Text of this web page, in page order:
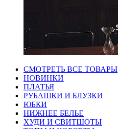
СМОТРЕТЬ ВСЕ ТОВАРЫ
НОВИНКИ
ПЛАТЬЯ
РУБАШКИ И БЛУЗКИ
ЮБКИ
НИЖНЕЕ БЕЛЬЕ
ХУДИ И СВИТШОТЫ